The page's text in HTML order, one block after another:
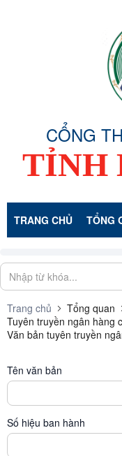
CỔNG
TỈNH
TRANG CHỦ TỔNG
Trang chủ Tổng quan
Tuyên truyền ngân hàng
Văn bản tuyên truyền
Tên văn bản
Số hiệu ban hành